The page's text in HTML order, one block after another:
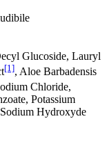
Glucoside, Lauryl
[1], Aloe Barbadensis
Chloride,
Potassium
Hydroxyde